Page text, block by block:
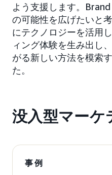
よう支援します。
の可能性を広げたいと
にテクノロジーを活用
ィング体験を生み出し
がる新しい方法を模索
た。
没入型マーケ
事例